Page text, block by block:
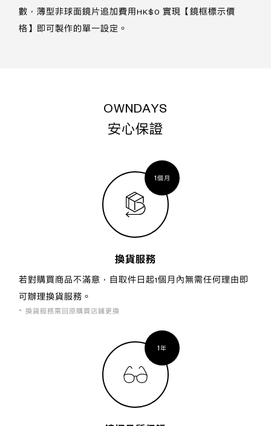
數，薄型非球面鏡片追加費用HK$0 實現【鏡框標示價
格】即可製作的單一設定。
OWNDAYS
安心保證
1 個月
換貨服務
若對購買商品不滿意，自取件日起1個月內無需任何理由即
可辦理換貨服務。
換貨服務需回原購買店鋪更換
1 年